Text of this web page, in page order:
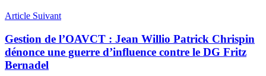
Article Suivant
Gestion de l’OAVCT : Jean Willio Patrick Chrispin
dénonce une guerre d’influence contre le DG Fritz
Bernadel